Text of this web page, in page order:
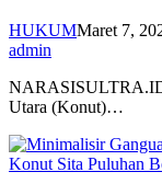
HUKUMMaret 7,
admin
Utara (Konut)…